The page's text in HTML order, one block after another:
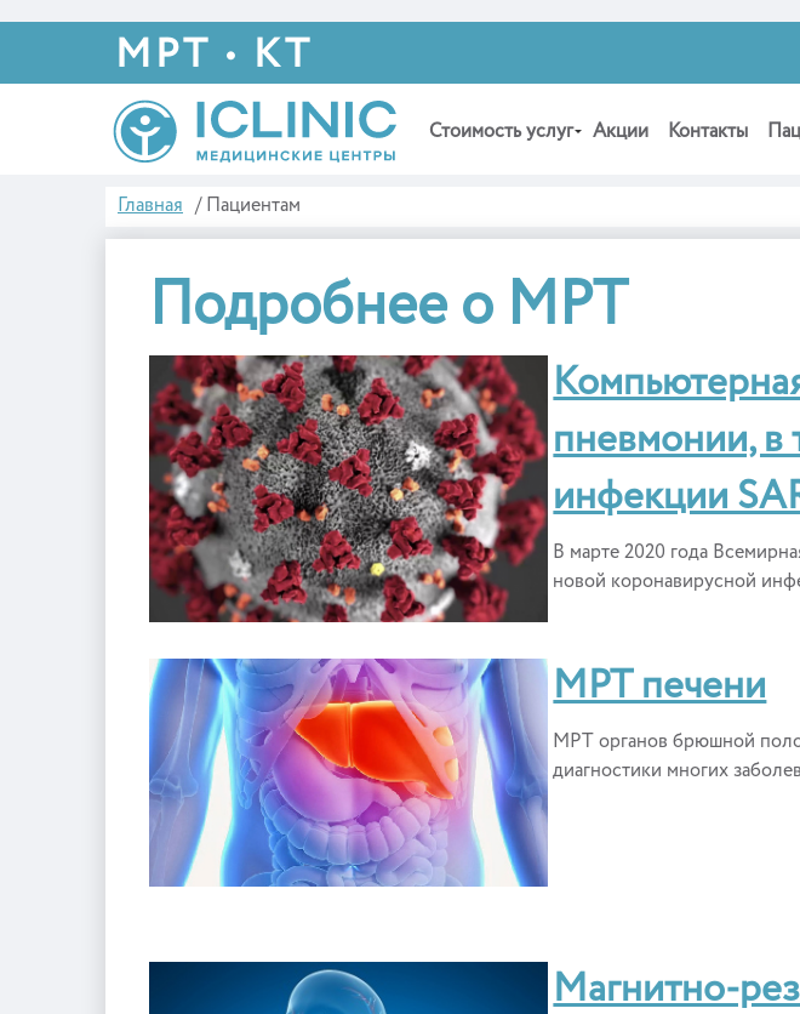
МРТ • КТ
Стоимость услуг Акции Контакты
Главная / Пациентам
Подробнее о МРТ
пневмонии, в
инфекции
В марте 2020 года
новой коронавирусной
МРТ печени
МРТ органов брюшной
диагностики многих
Магнитно-